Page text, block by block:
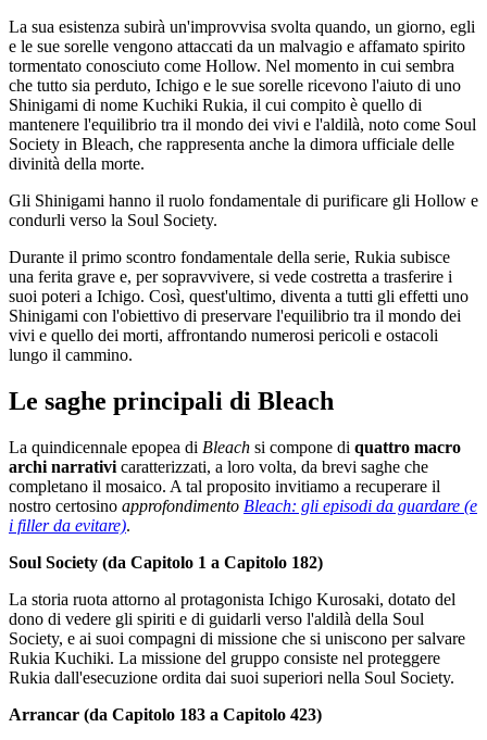
La sua esistenza subirà un'improvvisa svolta quando, un giorno, egli
e le sue sorelle vengono attaccati da un malvagio e affamato spirito
tormentato conosciuto come Hollow. Nel momento in cui sembra
che tutto sia perduto, Ichigo e le sue sorelle ricevono l'aiuto di uno
Shinigami di nome Kuchiki Rukia, il cui compito è quello di
mantenere l'equilibrio tra il mondo dei vivi e l'aldilà, noto come Soul
Society in Bleach, che rappresenta anche la dimora ufficiale delle
divinità della morte.
Gli Shinigami hanno il ruolo fondamentale di purificare gli Hollow e
condurli verso la Soul Society.
Durante il primo scontro fondamentale della serie, Rukia subisce
una ferita grave e, per sopravvivere, si vede costretta a trasferire i
suoi poteri a Ichigo. Così, quest'ultimo, diventa a tutti gli effetti uno
Shinigami con l'obiettivo di preservare l'equilibrio tra il mondo dei
vivi e quello dei morti, affrontando numerosi pericoli e ostacoli
lungo il cammino.
Le saghe principali di Bleach
La quindicennale epopea di Bleach si compone di quattro macro
archi narrativi caratterizzati, a loro volta, da brevi saghe che
completano il mosaico. A tal proposito invitiamo a recuperare il
nostro certosino approfondimento Bleach: gli episodi da guardare (e
i filler da evitare).
Soul Society (da Capitolo 1 a Capitolo 182)
La storia ruota attorno al protagonista Ichigo Kurosaki, dotato del
dono di vedere gli spiriti e di guidarli verso l'aldilà della Soul
Society, e ai suoi compagni di missione che si uniscono per salvare
Rukia Kuchiki. La missione del gruppo consiste nel proteggere
Rukia dall'esecuzione ordita dai suoi superiori nella Soul Society.
Arrancar (da Capitolo 183 a Capitolo 423)